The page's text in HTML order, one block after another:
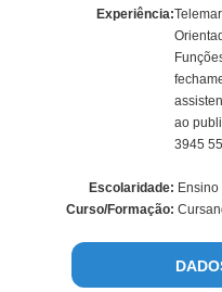
Experiência:
ao
3945
Escolaridade:
Curso/Formação: